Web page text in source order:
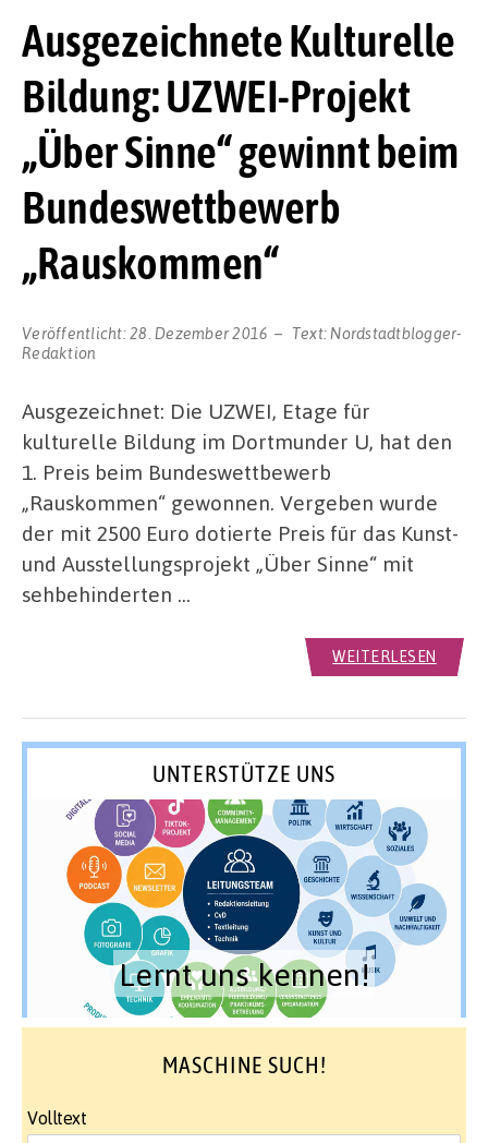
Ausgezeichnete Kulturelle
Bildung: UZWEI-Projekt
„Über Sinne“ gewinnt beim
Bundeswettbewerb
„Rauskommen“
Veröffentlicht:28. Dezember 2016 Text: Nordstadtblogger-
Redaktion
Ausgezeichnet: Die UZWEI, Etage für
kulturelle Bildung im Dortmunder U, hat den
1. Preis beim Bundeswettbewerb
„Rauskommen“ gewonnen. Vergeben wurde
der mit 2500 Euro dotierte Preis für das Kunst-
und Ausstellungsprojekt „Über Sinne“ mit
sehbehinderten …
WEITERLESEN
UNTERSTÜTZE UNS
Lernt uns kennen!
MASCHINE SUCH!
Volltext